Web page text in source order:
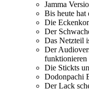
Jamma
Bis heute hat
Die
Der
Das Netzteil
Der
funktionieren
Die Stickts
Dodonpachi
Der Lack